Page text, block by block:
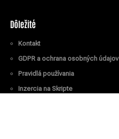
Dôležité
Kontakt
GDPR a ochrana osobných údajov
Pravidlá používania
Inzercia na Skripte